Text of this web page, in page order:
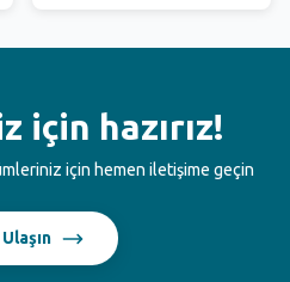
için hazırız!
için hemen iletişime geçin